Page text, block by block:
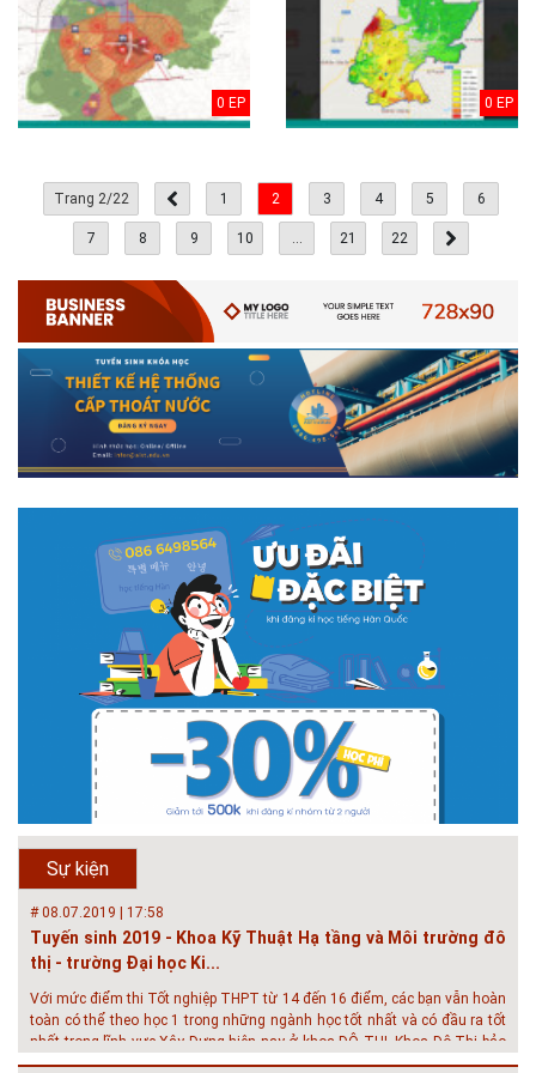
0 EP 0 EP
Trang 2/22 1 2 3 4 5 6
7 8 9 10 21 22
Sự kiện
# 05.04.2025 | 17:16
Tuyển sinh 2025, Khoa kỹ thuật hạ tầng và môi trường đô thị
- Đại học Kiến trúc...
Thông tin tuyển sinh đại học 2025 Khoa kỹ thuật hạ tầng và môi trường
đô thị - Đại học Kiến trúc Hà Nội Tuyển sinh đại học với 280 chỉ tiêu, thời
gian đào tạo 4,5 năm
# 05.04.2020 | 20:30
GIAO LƯU TRỰC TUYẾN - TƯ VẤN TUYỂN SINH ĐẠI HỌC
CHÍNH QUY ĐẠI HỌC KIẾN TRÚC NĂM...
Năm nay, kỳ thi THPT quốc gia dự kiến diễn ra vào tháng 8. Trường Đại
học Kiến trúc Hà Nội chúc các bạn học sinh cuối cấp ôn thi thật tốt MỜI
QUÝ PHỤ HUYNH VÀ CÁC EM ĐÓN XEM GIAO LƯU TRỰC TUYẾN "TƯ
VẤN TUYỂN SINH ĐẠI H...
# 08.07.2019 | 17:58
Tuyến sinh 2019 - Khoa Kỹ Thuật Hạ tầng và Môi trường đô
thị - trường Đại học Ki...
Với mức điểm thi Tốt nghiệp THPT từ 14 đến 16 điểm, các bạn vẫn hoàn
toàn có thể theo học 1 trong những ngành học tốt nhất và có đầu ra tốt
nhất trong lĩnh vực Xây Dựng hiện nay ở khoa ĐÔ THỊ. Khoa Đô Thị bảo
đảm 100% t...